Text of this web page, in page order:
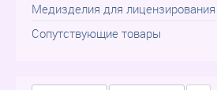
Медизделия для лицензирования
Сопутствующие товары